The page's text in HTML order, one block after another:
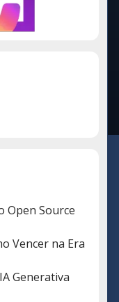
Open Source
Vencer na Era
Generativa